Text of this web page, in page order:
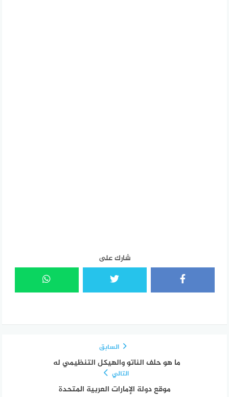
شارك على
السابق
ما هو حلف الناتو والهيكل التنظيمي له
التالي
موقع دولة الإمارات العربية المتحدة